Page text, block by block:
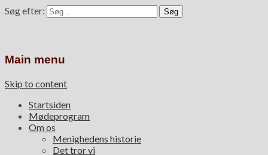
Søg efter:
Main menu
Skip to content
Startsiden
Mødeprogram
Om os
Menighedens historie
Det tror vi